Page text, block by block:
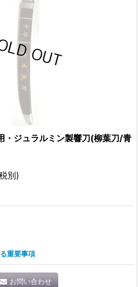
・ジュラルミン製響刀(柳葉刀/青
別)
重要事項
お問い合わせ